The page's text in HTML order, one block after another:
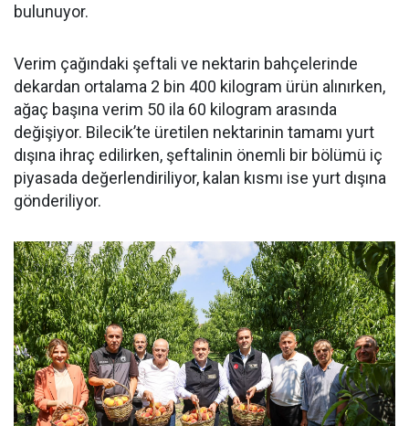
bulunuyor.
Verim çağındaki şeftali ve nektarin bahçelerinde
dekardan ortalama 2 bin 400 kilogram ürün alınırken,
ağaç başına verim 50 ila 60 kilogram arasında
değişiyor. Bilecik’te üretilen nektarinin tamamı yurt
dışına ihraç edilirken, şeftalinin önemli bir bölümü iç
piyasada değerlendiriliyor, kalan kısmı ise yurt dışına
gönderiliyor.